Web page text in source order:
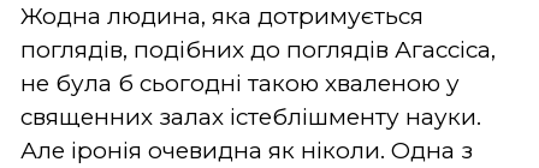
Жодна людина, яка дотримується
поглядів, подібних до поглядів Агассіса,
не була б сьогодні такою хваленою у
священних залах істеблішменту науки.
Але іронія очевидна як ніколи. Одна з